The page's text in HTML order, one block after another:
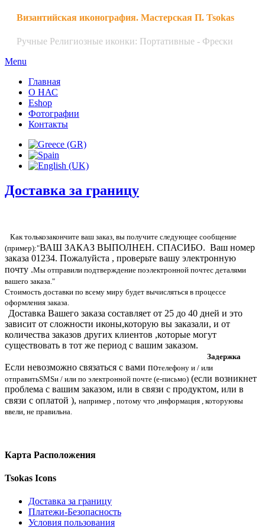
Византийская иконография. Мастерская П. Tsokas
Ручные Религиозные иконки: Портативные - Фрески
Menu
Главная
О НАС
Eshop
Фотографии
Контакты
Доставка за границу
Как толькозакончите ваш заказ, вы получите следующее сообщение
(пример):"ВАШ ЗАКАЗ ВЫПОЛНЕН. СПАСИБО. Ваш номер
заказа 01234. Пожалуйста , проверьте вашу электронную
почту .Мы отправили подтверждение поэлектронной почтес деталями
вашего заказа."
Стоимость доставки по всему миру будет вычисляться в процессе
оформления заказа.
Доставка Вашего заказа составляет от 25 до 40 дней и это
зависит от сложности иконы,которую вы заказали, и от
количества заказов других клиентов ,которые могут
существовать в тот же период с вашим заказом.
Задержка
Если невозможно связаться с вами потелефону и / или
отправитьSMSи / или по электронной почте (е-письмо) (если возникнет
проблема с вашим заказом, или в связи с продуктом, или в
связи с оплатой ), например , потому что ,информация , которуювы
ввели, не правильна.
Карта Расположения
Tsokas Icons
Доставка за границу
Платежи-Безопасность
Условия пользования